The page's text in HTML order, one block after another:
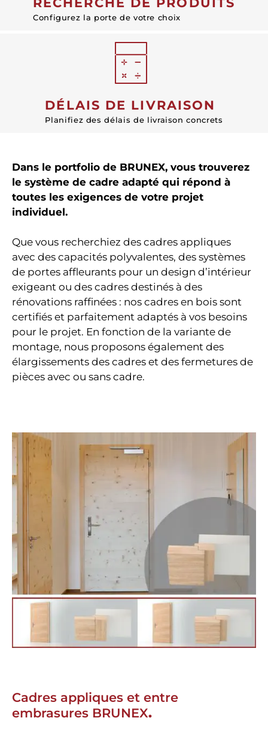
Configurez la porte de votre choix
DÉLAIS DE LIVRAISON
Planifiez des délais de livraison concrets
Dans le portfolio de BRUNEX, vous trouverez
le système de cadre adapté qui répond à
toutes les exigences de votre projet
individuel.
Que vous recherchiez des cadres appliques
avec des capacités polyvalentes, des systèmes
de portes affleurants pour un design d’intérieur
exigeant ou des cadres destinés à des
rénovations raffinées : nos cadres en bois sont
certifiés et parfaitement adaptés à vos besoins
pour le projet. En fonction de la variante de
montage, nous proposons également des
élargissements des cadres et des fermetures de
pièces avec ou sans cadre.
Cadres appliques et entre
embrasures BRUNEX.